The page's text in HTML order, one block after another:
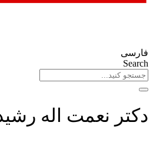
فارسی
Search
دکتر نعمت اله